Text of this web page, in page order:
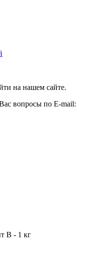
на нашем сайте.
вопросы по E-mail:
В - 1 кг